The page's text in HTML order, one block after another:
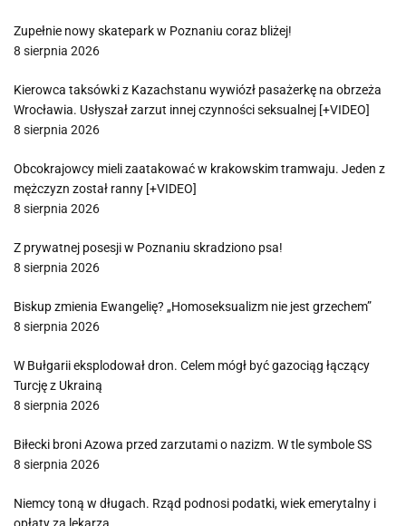
Zupełnie nowy skatepark w Poznaniu coraz bliżej!
8 sierpnia 2026
Kierowca taksówki z Kazachstanu wywiózł pasażerkę na obrzeża
Wrocławia. Usłyszał zarzut innej czynności seksualnej [+VIDEO]
8 sierpnia 2026
Obcokrajowcy mieli zaatakować w krakowskim tramwaju. Jeden z
mężczyzn został ranny [+VIDEO]
8 sierpnia 2026
Z prywatnej posesji w Poznaniu skradziono psa!
8 sierpnia 2026
Biskup zmienia Ewangelię? „Homoseksualizm nie jest grzechem”
8 sierpnia 2026
W Bułgarii eksplodował dron. Celem mógł być gazociąg łączący
Turcję z Ukrainą
8 sierpnia 2026
Biłecki broni Azowa przed zarzutami o nazizm. W tle symbole SS
8 sierpnia 2026
Niemcy toną w długach. Rząd podnosi podatki, wiek emerytalny i